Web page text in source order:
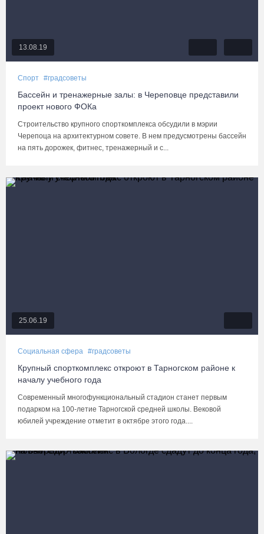
13.08.19
Спорт #градсоветы
Бассейн и тренажерные залы: в Череповце представили
проект нового ФОКа
Строительство крупного спорткомплекса обсудили в мэрии
Черепоца на архитектурном совете. В нем предусмотрены бассейн
на пять дорожек, фитнес, тренажерный и с...
25.06.19
Социальная сфера #градсоветы
Крупный спорткомплекс откроют в Тарногском районе к
началу учебного года
Современный многофункциональный стадион станет первым
подарком на 100-летие Тарногской средней школы. Вековой
юбилей учреждение отметит в октябре этого года....